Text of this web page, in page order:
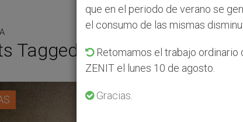
Tagged ‘calvario’
que en el periodo de verano se
el consumo de las mismas
Retomamos el trabajo ordinario
ZENIT el lunes 10 de agosto.
Gracias.